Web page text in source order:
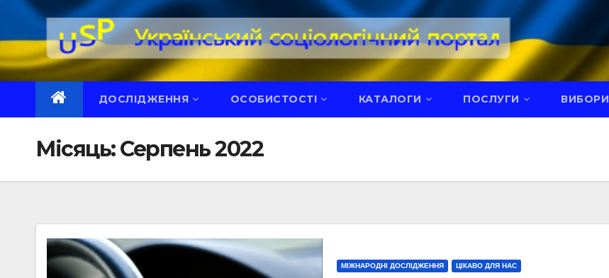
Перейти
вмісту
ДОСЛІДЖЕННЯ ОСОБИСТОСТІ КАТАЛОГИ ПОСЛУГИ ВИБОРИ
Місяць:Серпень 2022
МІЖНАРОДНІ ДОСЛІДЖЕННЯ ЦІКАВО ДЛЯ НАС